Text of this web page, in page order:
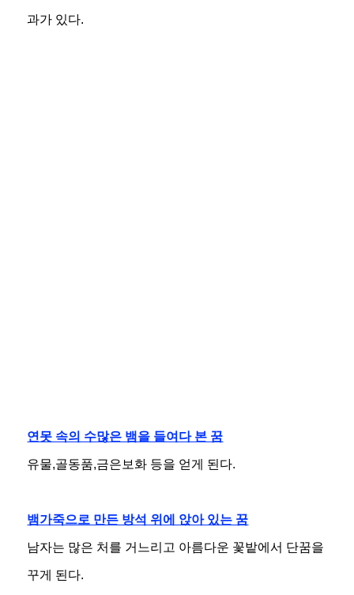
과가 있다.
연못 속의 수많은 뱀을 들여다 본 꿈
유물,골동품,금은보화 등을 얻게 된다.
뱀가죽으로 만든 방석 위에 앉아 있는 꿈
남자는 많은 처를 거느리고 아름다운 꽃밭에서 단꿈을
꾸게 된다.